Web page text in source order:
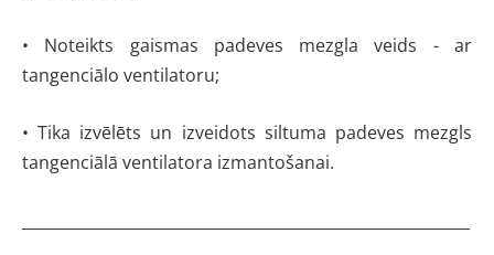
• Noteikts gaismas padeves mezgla veids - ar
tangenciālo ventilatoru;
• Tika izvēlēts un izveidots siltuma padeves mezgls
tangenciālā ventilatora izmantošanai.